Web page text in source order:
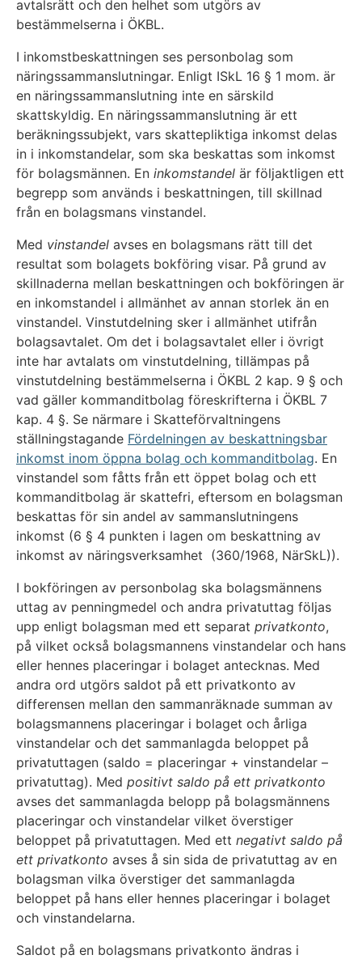
avtalsrätt och den helhet som utgörs av
bestämmelserna i ÖKBL.
I inkomstbeskattningen ses personbolag som
näringssammanslutningar. Enligt ISkL 16 § 1 mom. är
en näringssammanslutning inte en särskild
skattskyldig. En näringssammanslutning är ett
beräkningssubjekt, vars skattepliktiga inkomst delas
in i inkomstandelar, som ska beskattas som inkomst
för bolagsmännen. En inkomstandel är följaktligen ett
begrepp som används i beskattningen, till skillnad
från en bolagsmans vinstandel.
Med vinstandel avses en bolagsmans rätt till det
resultat som bolagets bokföring visar. På grund av
skillnaderna mellan beskattningen och bokföringen är
en inkomstandel i allmänhet av annan storlek än en
vinstandel. Vinstutdelning sker i allmänhet utifrån
bolagsavtalet. Om det i bolagsavtalet eller i övrigt
inte har avtalats om vinstutdelning, tillämpas på
vinstutdelning bestämmelserna i ÖKBL 2 kap. 9 § och
vad gäller kommanditbolag föreskrifterna i ÖKBL 7
kap. 4 §. Se närmare i Skatteförvaltningens
ställningstagande Fördelningen av beskattningsbar
inkomst inom öppna bolag och kommanditbolag. En
vinstandel som fåtts från ett öppet bolag och ett
kommanditbolag är skattefri, eftersom en bolagsman
beskattas för sin andel av sammanslutningens
inkomst (6 § 4 punkten i lagen om beskattning av
inkomst av näringsverksamhet (360/1968, NärSkL)).
I bokföringen av personbolag ska bolagsmännens
uttag av penningmedel och andra privatuttag följas
upp enligt bolagsman med ett separat privatkonto,
på vilket också bolagsmannens vinstandelar och hans
eller hennes placeringar i bolaget antecknas. Med
andra ord utgörs saldot på ett privatkonto av
differensen mellan den sammanräknade summan av
bolagsmannens placeringar i bolaget och årliga
vinstandelar och det sammanlagda beloppet på
privatuttagen (saldo = placeringar + vinstandelar –
privatuttag). Med positivt saldo på ett privatkonto
avses det sammanlagda belopp på bolagsmännens
placeringar och vinstandelar vilket överstiger
beloppet på privatuttagen. Med ett negativt saldo på
ett privatkonto avses å sin sida de privatuttag av en
bolagsman vilka överstiger det sammanlagda
beloppet på hans eller hennes placeringar i bolaget
och vinstandelarna.
Saldot på en bolagsmans privatkonto ändras i